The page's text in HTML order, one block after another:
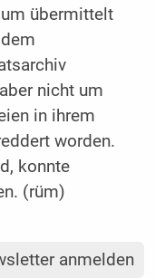
übermittelt
nicht um
in ihrem
worden.
konnte
(rüm)
anmelden